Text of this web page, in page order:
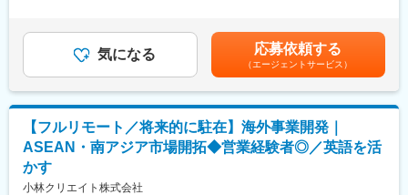
自己都合の退職も3~5％と大手日系メーカーと同様に非常に長く
働ける環境です。
機械だけでなく電気やITの知識も身に着けることができます。
エンジニアのキャリアパスは無限であり、社内公募制度によりサ
ービスマネージャーとして現場のマネジメント、本社工場での製
品開発・改良、サービス体制の仕組み作りなどキャリア構築が可
を行います。
・キャンペーン実施期間中（2～3箇月/1回）は集客を行い、会場
に訪れた方々に、1人20分を目安に当社製品の「メディック」を
※キャンペーン期間中は体験のみです。最後の10日間のみ、ご購
全反響営業）
有＜残業手当＞有＜給与補足＞※下限は基本給＋残業代の記載です
が、上限はインセンティブ込みでの金額になります。インセンテ
ィブに上限はなく、販売実績×10%が支給されます。(売り上げト
ップ3に入る方は1000万円を稼がれている方もおります。)賃金は
あくまでも目安の金額であり、選考を通じて上下する可能性があ
ります。月給(月額)は固定手当を含めた表記です。
気になる 応募依頼する
（エージェントサービス）
【フルリモート／将来的に駐在】海外事業開発｜
ASEAN・南アジア市場開拓◆営業経験者◎／英語を活
かす
小林クリエイト株式会社